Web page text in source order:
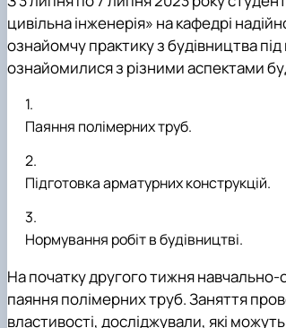
Опитування
Про нас
Рада роботодавців
Накази про затвердження тем
Сторінка магістра
Навчальна робота
Студентська організація
цивільна інженерія» на кафедрі
ознайомчу практику з будівництва
ознайомилися з різними аспектами
Паяння полімерних труб.
Підготовка арматурних конструкцій.
Нормування робіт в будівництві.
На початку другого тижня
паяння полімерних труб. Заняття
властивості, досліджували, які